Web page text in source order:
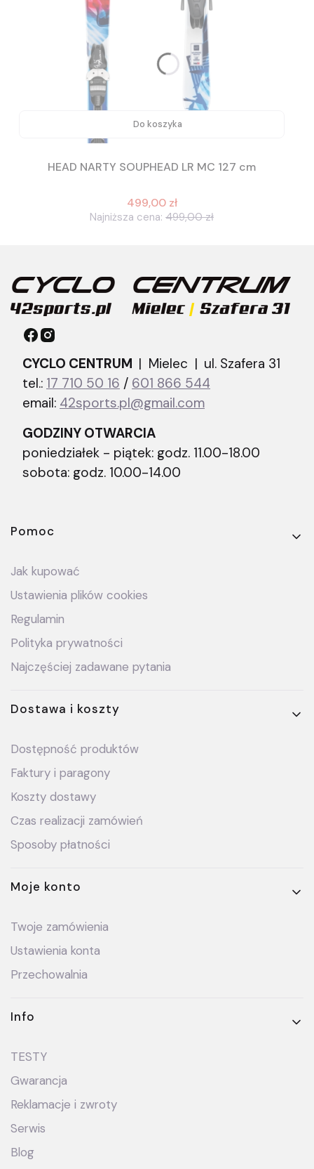
Do koszyka
HEAD NARTY SOUPHEAD LR MC 127 cm
499,00 zł
Najniższa cena: 499,00 zł
CYCLO CENTRUM | Mielec | ul. Szafera 31
tel.: 17 710 50 16 / 601 866 544
email: 42sports.pl@gmail.com
GODZINY OTWARCIA
poniedziałek - piątek: godz. 11.00-18.00
sobota: godz. 10.00-14.00
Linki w stopce
Pomoc
Jak kupować
Ustawienia plików cookies
Regulamin
Polityka prywatności
Najczęściej zadawane pytania
Dostawa i koszty
Dostępność produktów
Faktury i paragony
Koszty dostawy
Czas realizacji zamówień
Sposoby płatności
Moje konto
Twoje zamówienia
Ustawienia konta
Przechowalnia
Info
TESTY
Gwarancja
Reklamacje i zwroty
Serwis
Blog